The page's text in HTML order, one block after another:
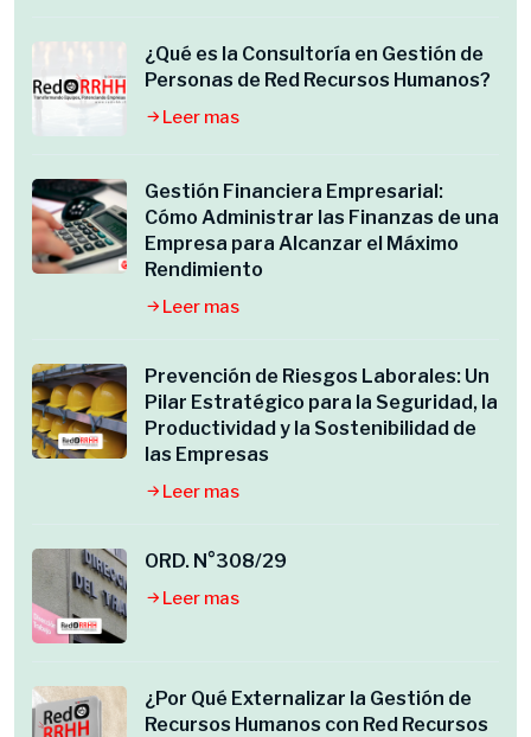
¿Qué es la Consultoría en Gestión de
Personas de Red Recursos Humanos?
Leer mas
Gestión Financiera Empresarial:
Cómo Administrar las Finanzas de una
Empresa para Alcanzar el Máximo
Rendimiento
Leer mas
Prevención de Riesgos Laborales: Un
Pilar Estratégico para la Seguridad, la
Productividad y la Sostenibilidad de
las Empresas
Leer mas
ORD. N°308/29
Leer mas
¿Por Qué Externalizar la Gestión de
Recursos Humanos con Red Recursos